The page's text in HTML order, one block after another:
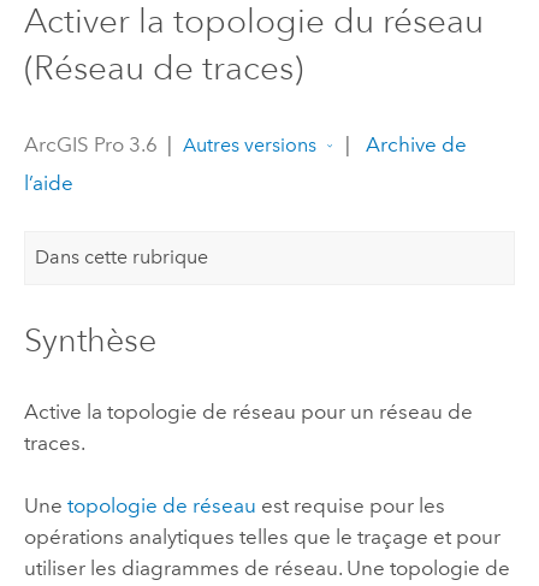
Activer la topologie du réseau
(Réseau de traces)
ArcGIS Pro 3.6 | Autres versions |
Archive de
l’aide
Dans cette rubrique
Synthèse
Active la topologie de réseau pour un réseau de
traces.
Une topologie de réseau est requise pour les
opérations analytiques telles que le traçage et pour
utiliser les diagrammes de réseau. Une topologie de